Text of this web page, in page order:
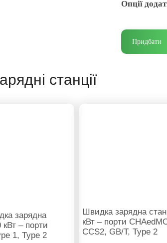
Опції
Придбати
станції
зарядна
кВт – порти
1, Type 2
Швидка зарядна
кВт – порти
CCS2, GB/T, Type 2